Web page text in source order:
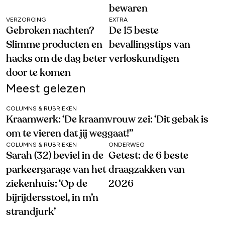
bewaren
VERZORGING
Gebroken nachten?
Slimme producten en
hacks om de dag beter
door te komen
EXTRA
De 15 beste
bevallingstips van
verloskundigen
Meest gelezen
COLUMNS & RUBRIEKEN
Kraamwerk: ‘De kraamvrouw zei: ‘Dit gebak is
om te vieren dat jij weggaat!’’
COLUMNS & RUBRIEKEN
Sarah (32) beviel in de
parkeergarage van het
ziekenhuis: ‘Op de
bijrijdersstoel, in m’n
strandjurk’
ONDERWEG
Getest: de 6 beste
draagzakken van
2026